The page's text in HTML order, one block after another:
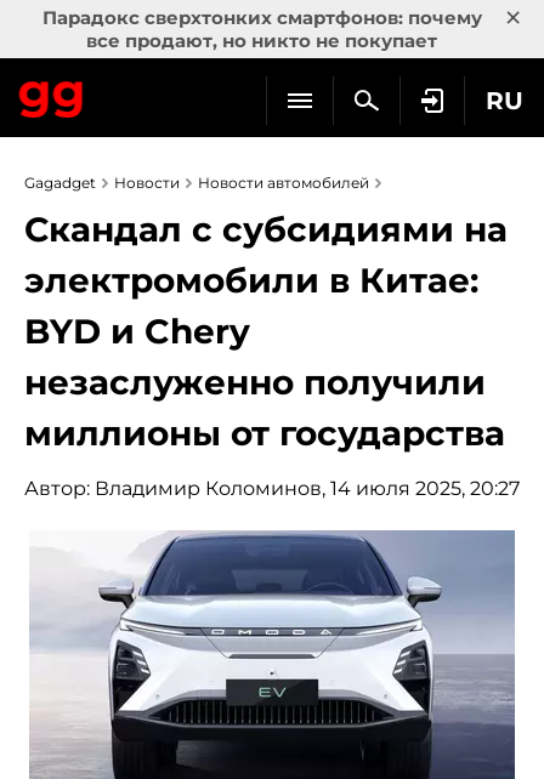
Парадокс сверхтонких смартфонов: почему
все продают, но никто не покупает
×
RU
Gagadget Новости Новости автомобилей
Скандал с субсидиями на
электромобили в Китае:
BYD и Chery
незаслуженно получили
миллионы от государства
Автор: Владимир Коломинов, 14 июля 2025, 20:27